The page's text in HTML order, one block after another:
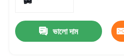
ভালো দাম